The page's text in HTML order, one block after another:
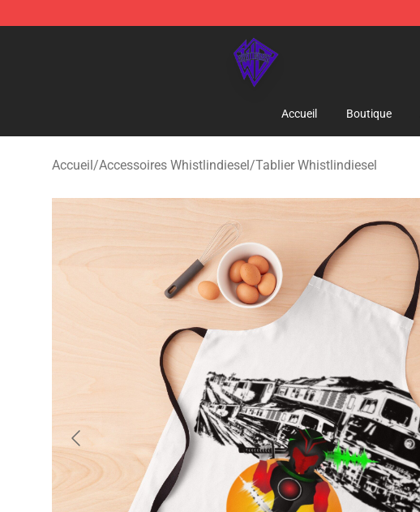
WhistlinDiesel Shop - Official WhistlinDiesel Merchandise Store
Accueil Boutique
Accueil/Accessoires Whistlindiesel/Tablier Whistlindiesel